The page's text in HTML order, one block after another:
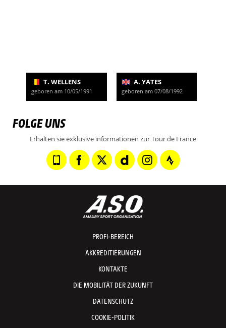
T. WELLENS
geboren am 10/05/1991
A. YATES
geboren am 07/08/1992
FOLGE UNS
Erhalten sie exklusive informationen zur Tour de France
PROFI-BEREICH
AKKREDITIERUNGEN
KONTAKTE
DIE MOBILITÄT DER ZUKUNFT
DATENSCHUTZ
COOKIE-POLITIK